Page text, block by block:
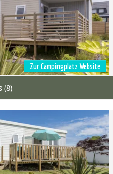
Zur Campingplatz Website
(8)